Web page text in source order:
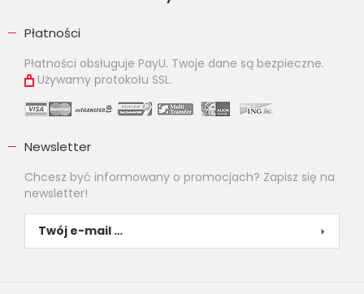
Płatności
Płatności obsługuje PayU. Twoje dane są bezpieczne.
Używamy protokołu SSL.
Newsletter
Chcesz być informowany o promocjach? Zapisz się na
newsletter!